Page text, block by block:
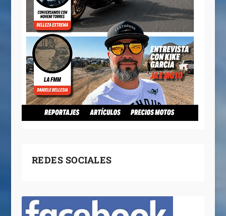
REDES SOCIALES